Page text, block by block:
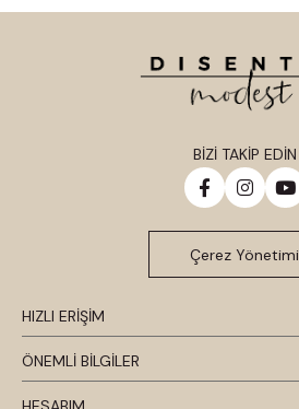
HIZLI ERİŞİM
ÖNEMLİ BİLGİLER
BİZİ TAKİP EDİN
Çerez Yönetimi